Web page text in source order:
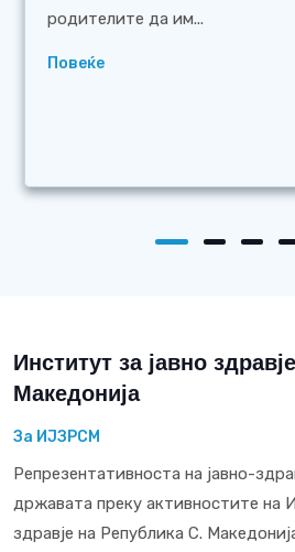
родителите да им...
Повеќе
Институт за јавно
Македонија
За ИЈЗРСМ
Репрезентативноста на јавно-
државата преку активностите на
здравје на Република С.